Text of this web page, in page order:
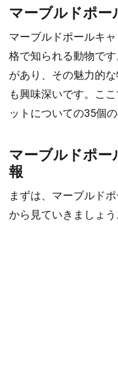
マーブルドポー
マーブルドポールキ
格で知られる動物で
があり、その魅力的
も興味深いです。こ
ットについての35個
マーブルドポー
報
まずは、マーブルド
から見ていきましょう